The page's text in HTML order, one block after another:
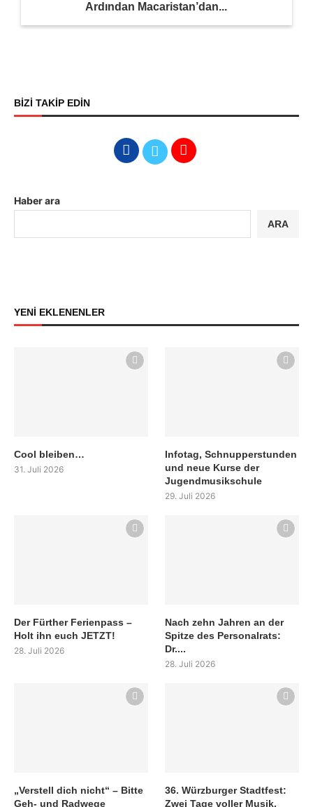
Ardından Macaristan’dan...
BİZİ TAKİP EDİN
Haber ara
ARA
YENİ EKLENENLER
Cool bleiben…
31. Juli 2026
Infotag, Schnupperstunden
und neue Kurse der
Jugendmusikschule
29. Juli 2026
Der Fürther Ferienpass –
Holt ihn euch JETZT!
28. Juli 2026
Nach zehn Jahren an der
Spitze des Personalrats:
Dr....
28. Juli 2026
„Verstell dich nicht“ – Bitte
Geh- und Radwege
36. Würzburger Stadtfest:
Zwei Tage voller Musik,